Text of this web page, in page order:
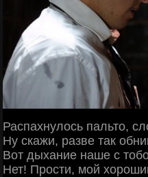
Распахнулось пальто,
Ну скажи, разве так
Вот дыхание наше с
Нет! Прости, мой